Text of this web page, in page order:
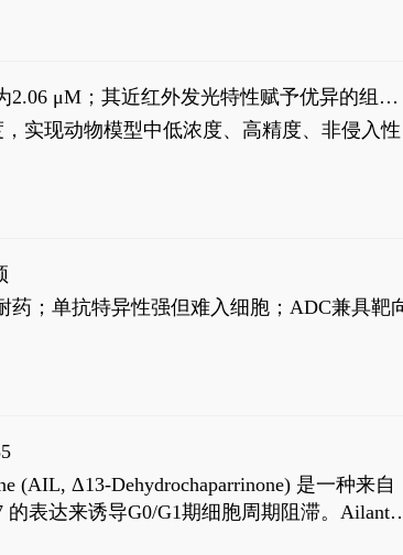
2.06 μM；其近红外发光特性赋予优异的组织
动态追踪。
实现动物模型中低浓度、高精度、非侵入性
药；单抗特异性强但难入细胞；ADC兼具靶
Δ13-Dehydrochaparrinone) 是一种来自
表达来诱导G0/G1期细胞周期阻滞。